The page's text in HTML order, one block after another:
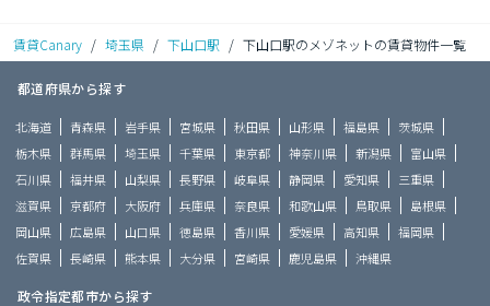
賃貸Canary / 埼玉県 / 下山口駅 / 下山口駅のメゾネットの賃貸物件一覧
都道府県から探す
北海道 青森県 岩手県 宮城県 秋田県 山形県 福島県
茨城県
栃木県
群馬県 埼玉県 千葉県 東京都 神奈川県 新潟県
富山県
石川県
福井県 山梨県 長野県 岐阜県 静岡県 愛知県
三重県
滋賀県
京都府 大阪府 兵庫県 奈良県 和歌山県 鳥取県
島根県
岡山県
広島県 山口県 徳島県 香川県 愛媛県 高知県
福岡県
佐賀県
長崎県 熊本県 大分県 宮崎県 鹿児島県 沖縄県
政令指定都市から探す